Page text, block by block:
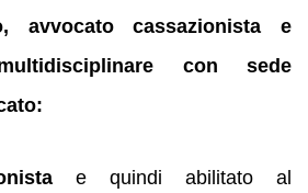
avvocato cassazionista e
con sede
e quindi abilitato al